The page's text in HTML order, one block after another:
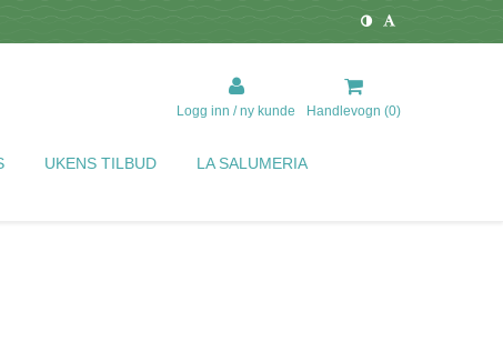
Logg inn / ny kunde Handlevogn (0)
UKENS TILBUD
LA SALUMERIA